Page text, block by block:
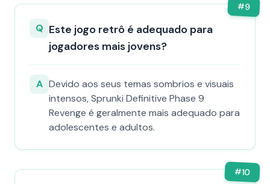
#9
Q Este jogo retrô é adequado para
jogadores mais jovens?
A Devido aos seus temas sombrios e visuais
intensos, Sprunki Definitive Phase 9
Revenge é geralmente mais adequado para
adolescentes e adultos.
#10